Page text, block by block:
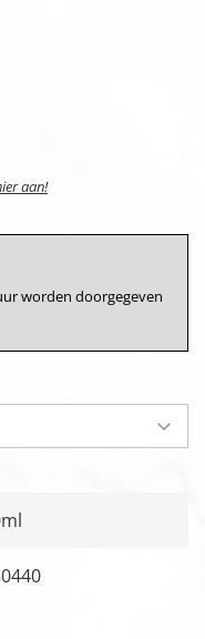
aan!
worden doorgegeven